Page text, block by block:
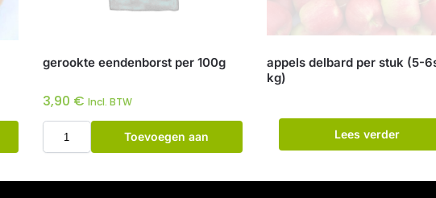
gerookte eendenborst per 100g
3,90 € Incl. BTW
Toevoegen aan
appels delbard per stuk (5-
kg)
Lees verder